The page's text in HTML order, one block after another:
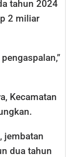
tahun 2024
2 miliar
Kecamatan
jembatan
dua tahun